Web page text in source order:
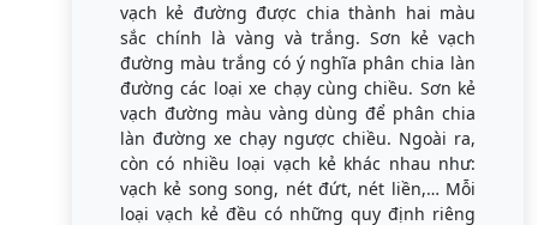
vạch kẻ đường được chia thành hai màu
sắc chính là vàng và trắng. Sơn kẻ vạch
đường màu trắng có ý nghĩa phân chia làn
đường các loại xe chạy cùng chiều. Sơn kẻ
vạch đường màu vàng dùng để phân chia
làn đường xe chạy ngược chiều. Ngoài ra,
còn có nhiều loại vạch kẻ khác nhau như:
vạch kẻ song song, nét đứt, nét liền,… Mỗi
loại vạch kẻ đều có những quy định riêng